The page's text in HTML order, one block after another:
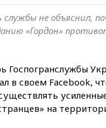
службы не объяснил,
«Гордон»
Госпогранслужбы
в своем Facebook,
на